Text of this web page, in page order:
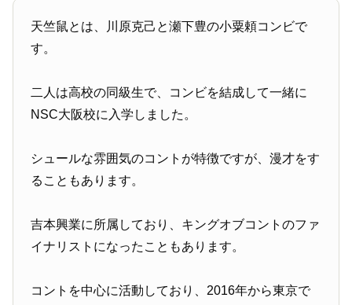
天竺鼠とは、川原克己と瀬下豊の小粟頼コンビで
す。
二人は高校の同級生で、コンビを結成して一緒に
NSC大阪校に入学しました。
シュールな雰囲気のコントが特徴ですが、漫才をす
ることもあります。
吉本興業に所属しており、キングオブコントのファ
イナリストになったこともあります。
コントを中心に活動しており、2016年から東京で